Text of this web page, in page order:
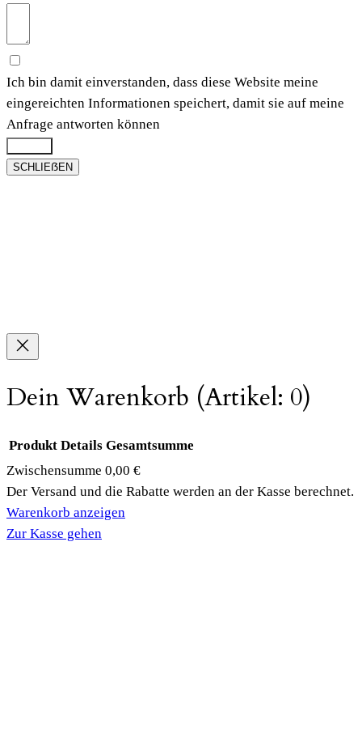
Ich bin damit einverstanden, dass diese Website meine
eingereichten Informationen speichert, damit sie auf meine
Anfrage antworten können
SCHLIEẞEN
Dein Warenkorb (Artikel: 0)
Produkte
im
Produkt Details Gesamtsumme
Zwischensumme 0,00 €
Der Versand und die Rabatte werden an der Kasse berechnet.
Warenkorb anzeigen
Zur Kasse gehen